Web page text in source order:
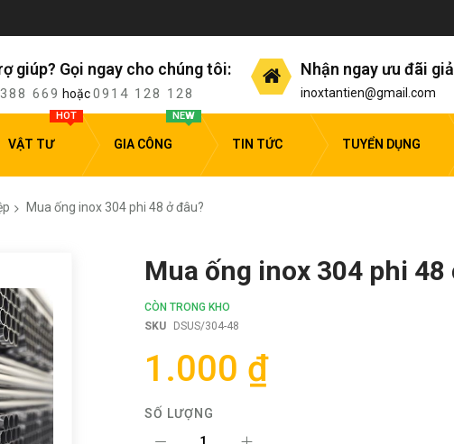
giúp? Gọi ngay cho chúng tôi:
669 hoặc0914 128 128
Nhận ngay ưu đãi
inoxtantien@gmail.com
VẬT TƯ
HOT
GIA CÔNG
NEW
TIN TỨC TUYỂN DỤNG
Mua ống inox 304 phi 48 ở đâu?
Mua ống inox 304 phi 48
CÒN TRONG KHO
SKU
DSUS/304-48
1.000 ₫
SỐ LƯỢNG